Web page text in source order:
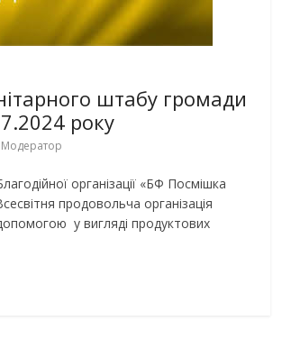
штабу громади
року
Модератор
організації «БФ Посмішка
продовольча організація
у вигляді продуктових